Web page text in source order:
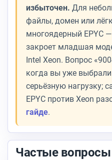
избыточен. Для
файлы, домен или
многоядерный EPYC
закроет младшая
Intel Xeon. Вопрос
когда вы уже выбрали
серьёзную нагрузку;
EPYC против Xeon
гайде.
Частые вопросы